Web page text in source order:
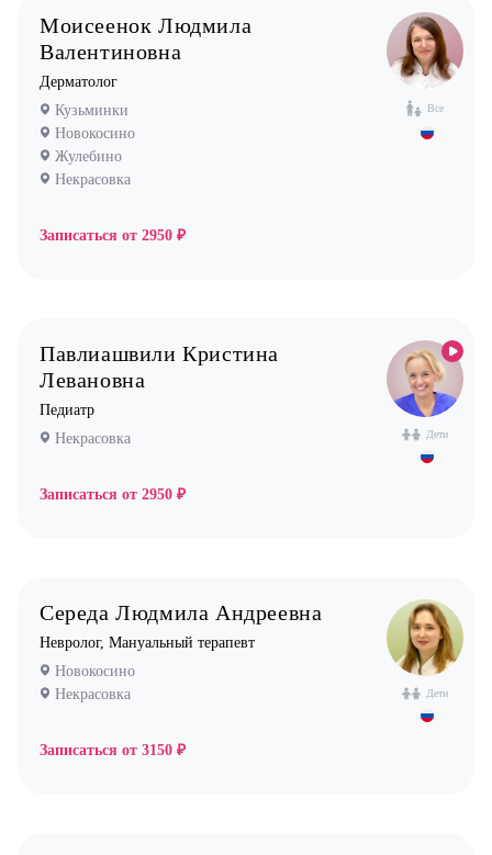
Все
Моисеенок Людмила
Валентиновна
Дерматолог
Кузьминки
Новокосино
Жулебино
Некрасовка
Записаться от 2950 ₽
Дети
Павлиашвили Кристина
Левановна
Педиатр
Некрасовка
Записаться от 2950 ₽
Дети
Середа Людмила Андреевна
Невролог, Мануальный терапевт
Новокосино
Некрасовка
Записаться от 3150 ₽